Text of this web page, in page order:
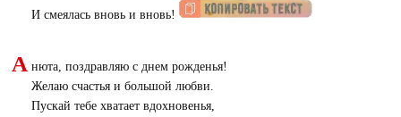
И смеялась вновь и вновь!
А нюта, поздравляю с днем рожденья!
Желаю счастья и большой любви.
Пускай тебе хватает вдохновенья,